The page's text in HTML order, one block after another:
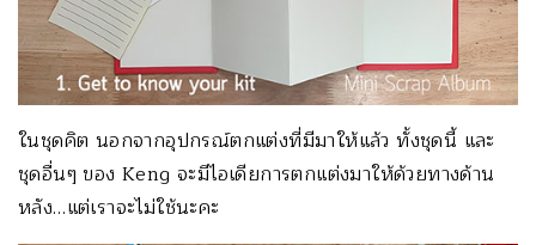
ในชุดคิต นอกจากอุปกรณ์ตกแต่งที่มีมาให้แล้ว ทั้งชุดนี้ และ
ชุดอื่นๆ ของ Keng จะมีไอเดียการตกแต่งมาให้ด้วยทางด้าน
หลัง…แต่เราจะไม่ใช้นะคะ